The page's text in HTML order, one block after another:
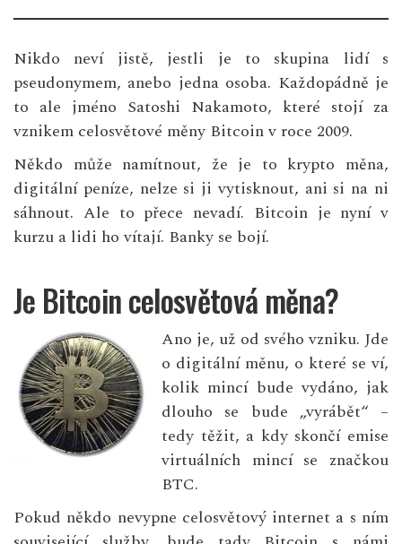
Nikdo neví jistě, jestli je to skupina lidí s
pseudonymem, anebo jedna osoba. Každopádně je
to ale jméno Satoshi Nakamoto, které stojí za
vznikem celosvětové měny Bitcoin v roce 2009.
Někdo může namítnout, že je to krypto měna,
digitální peníze, nelze si ji vytisknout, ani si na ni
sáhnout. Ale to přece nevadí. Bitcoin je nyní v
kurzu a lidi ho vítají. Banky se bojí.
Je Bitcoin celosvětová měna?
Ano je, už od svého vzniku. Jde
o digitální měnu, o které se ví,
kolik mincí bude vydáno, jak
dlouho se bude „vyrábět“ –
tedy těžit, a kdy skončí emise
virtuálních mincí se značkou
BTC.
Pokud někdo nevypne celosvětový internet a s ním